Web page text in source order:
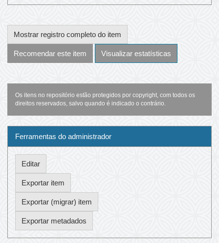
Mostrar registro completo do item
Recomendar este item Visualizar estatísticas
Os itens no repositório estão protegidos por copyright, com todos os
direitos reservados, salvo quando é indicado o contrário.
Ferramentas do administrador